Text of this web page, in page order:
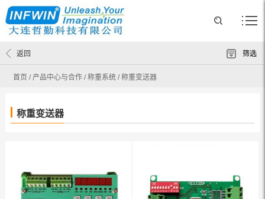
首页 / 产品中心与合作 /称重系统 /称重变送器
返回 筛选
称重变送器